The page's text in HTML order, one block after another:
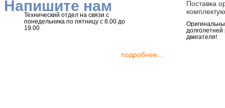
Технический отдел на связи с
понедельника по пятницу с 8.00 до
19.00
подробнее...
Поставка
двигателя!
Напишите нам